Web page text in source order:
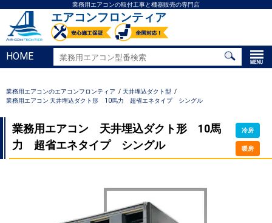
業務用エアコンの取付工事と機器販売の専門店
エアコンフロンティア
HOME
業務用エアコンのエアコンフロンティア
天井埋込ダクト型
業務用エアコン 天井埋込ダクト形 10馬力 超省エネタイプ シングル
業務用エアコン 天井埋込ダクト形 10馬
力 超省エネタイプ シングル
冷房
暖房